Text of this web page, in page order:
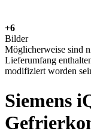
+6
Bilder
Möglicherweise sind
Lieferumfang
modifiziert worden
Siemens